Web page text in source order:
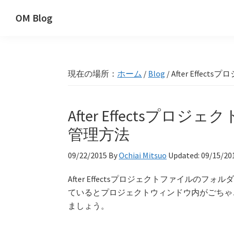
OM Blog
現在の場所： ホーム / Blog /After Effectsプ
After Effectsプロジェ
管理方法
09/22/2015 ByOchiai Mitsuo Updated: 09/15/
After Effectsプロジェクトファイルのフォル
ているとプロジェクトウィンドウ内がごち
ましょう。